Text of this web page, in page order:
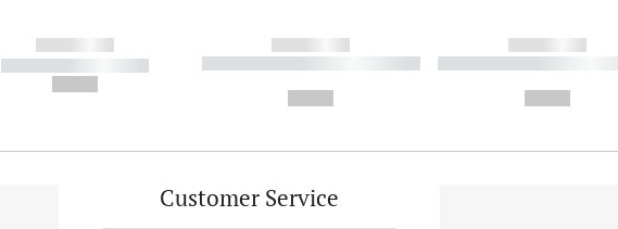
------------
----------- -----------
------------
----------- ----------- ----------
------------
----------- -----------
Customer Service